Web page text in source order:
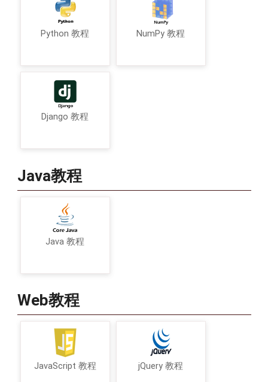
Python 教程 NumPy 教程
Django 教程
Java教程
Java 教程
Web教程
JavaScript 教程 jQuery 教程